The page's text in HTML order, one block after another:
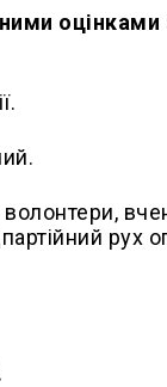
оцінками
рух